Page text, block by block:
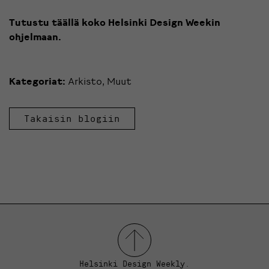
Tutustu täällä koko Helsinki Design Weekin
ohjelmaan.
Kategoriat: Arkisto, Muut
Takaisin blogiin
Helsinki Design Weekly.